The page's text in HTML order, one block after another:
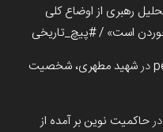
رهبری از اوضاع کلی
است» / #پیچ_تاریخی
درشهید مطهری، شخصیت
درحاکمیت نوین بر آمده از